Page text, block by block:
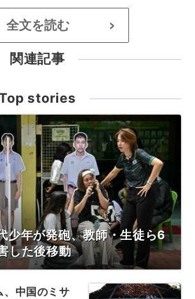
全文を読む >
関連記事
stories
少年が発砲、教師・生徒ら6
した後移動
、中国のミサ